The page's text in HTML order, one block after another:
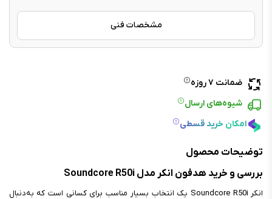
مشخصات فنی
ضمانت ۷ روزه
شیوه‌های ارسال
امکان خرید قسطی
توضیحات محصول
بررسی و خرید هدفون انکر مدل Soundcore R50i
انکر Soundcore R50i یک انتخاب بسیار مناسب برای کسانی است که به‌دنبال